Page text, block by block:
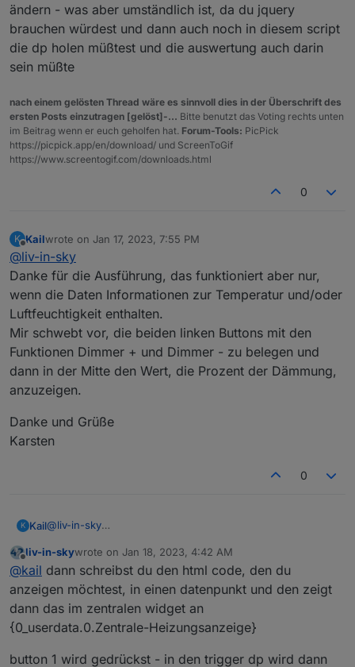
ändern - was aber umständlich ist, da du jquery
brauchen würdest und dann auch noch in diesem script
die dp holen müßtest und die auswertung auch darin
sein müßte
nach einem gelösten Thread wäre es sinnvoll dies in der Überschrift des
ersten Posts einzutragen [gelöst]-... Bitte benutzt das Voting rechts unten
im Beitrag wenn er euch geholfen hat. Forum-Tools: PicPick
https://picpick.app/en/download/ und ScreenToGif
https://www.screentogif.com/downloads.html
0
K
Offline
Kailwrote on Jan 17, 2023, 7:55 PM
last edited by
@liv-in-sky
Danke für die Ausführung, das funktioniert aber nur,
wenn die Daten Informationen zur Temperatur und/oder
Luftfeuchtigkeit enthalten.
Mir schwebt vor, die beiden linken Buttons mit den
Funktionen Dimmer + und Dimmer - zu belegen und
dann in der Mitte den Wert, die Prozent der Dämmung,
anzuzeigen.
Danke und Grüße
Karsten
0
K Kail@liv-in-sky
die Daten Informationen zur Temperatur und/oder
Luftfeuchtigkeit enthalten.
Mir schwebt vor, die beiden linken Buttons mit den
Funktionen Dimmer + und Dimmer - zu belegen und dann
in der Mitte den Wert, die Prozent der Dämmung,
anzuzeigen.
Danke und Grüße
Karsten
Offline
liv-in-skywrote on Jan 18, 2023, 4:42 AM
last edited by
@kail dann schreibst du den html code, den du
anzeigen möchtest, in einen datenpunkt und den zeigt
dann das im zentralen widget an
{0_userdata.0.Zentrale-Heizungsanzeige}
button 1 wird gedrückst - in den trigger dp wird dann